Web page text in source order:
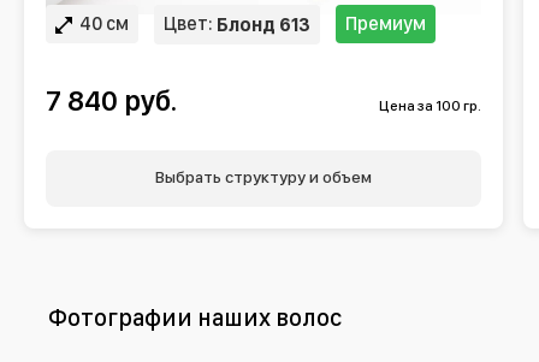
40 см Цвет: Блонд 613 Премиум
7 840 руб. Цена за 100 гр.
Выбрать структуру и объем
Фотографии наших волос